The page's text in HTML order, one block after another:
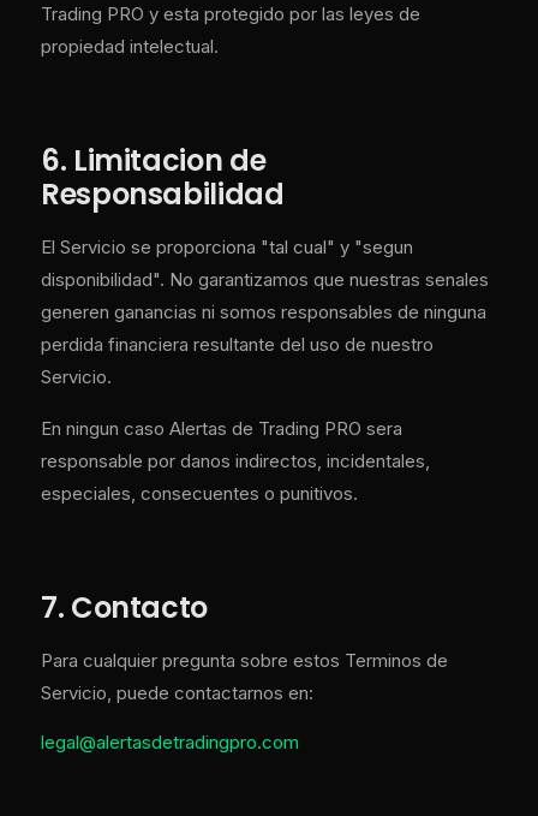
Trading PRO y esta protegido por las leyes de
propiedad intelectual.
6. Limitacion de
Responsabilidad
El Servicio se proporciona "tal cual" y "segun
disponibilidad". No garantizamos que nuestras senales
generen ganancias ni somos responsables de ninguna
perdida financiera resultante del uso de nuestro
Servicio.
En ningun caso Alertas de Trading PRO sera
responsable por danos indirectos, incidentales,
especiales, consecuentes o punitivos.
7. Contacto
Para cualquier pregunta sobre estos Terminos de
Servicio, puede contactarnos en:
legal@alertasdetradingpro.com